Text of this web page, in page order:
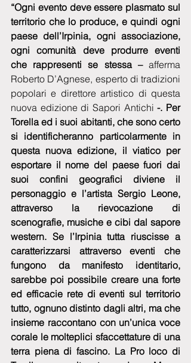
“Ogni evento deve essere plasmato sul
territorio che lo produce, e quindi ogni
paese dell’Irpinia, ogni associazione,
ogni comunità deve produrre eventi
che rappresenti se stessa – afferma
Roberto D’Agnese, esperto di tradizioni
popolari e direttore artistico di questa
nuova edizione di Sapori Antichi -. Per
Torella ed i suoi abitanti, che sono certo
si identificheranno particolarmente in
questa nuova edizione, il viatico per
esportare il nome del paese fuori dai
suoi confini geografici diviene il
personaggio e l’artista Sergio Leone,
attraverso la rievocazione di
scenografie, musiche e cibi dal sapore
western. Se l’Irpinia tutta riuscisse a
caratterizzarsi attraverso eventi che
fungono da manifesto identitario,
sarebbe poi possibile creare una forte
ed efficacie rete di eventi sul territorio
tutto, ognuno distinto dagli altri, ma che
insieme raccontano con un’unica voce
corale le molteplici sfaccettature di una
terra piena di fascino. La Pro loco di